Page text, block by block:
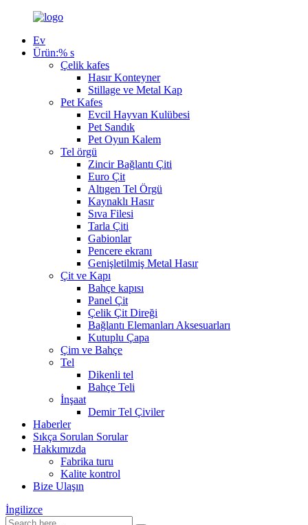
Ev
Ürün:% s
Çelik kafes
Hasır Konteyner
Stillage ve Metal Kap
Pet Kafes
Evcil Hayvan Kulübesi
Pet Sandık
Pet Oyun Kalem
Tel örgü
Zincir Bağlantı Çiti
Euro Çit
Altıgen Tel Örgü
Kaynaklı Hasır
Sıva Filesi
Tarla Çiti
Gabionlar
Pencere ekranı
Genişletilmiş Metal Hasır
Çit ve Kapı
Bahçe kapısı
Panel Çit
Çelik Çit Direği
Bağlantı Elemanları Aksesuarları
Kutuplu Çapa
Çim ve Bahçe
Tel
Dikenli tel
Bahçe Teli
İnşaat
Demir Tel Çiviler
Haberler
Sıkça Sorulan Sorular
Hakkımızda
Fabrika turu
Kalite kontrol
Bize Ulaşın
İngilizce